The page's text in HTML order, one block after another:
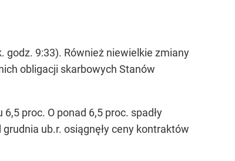
godz. 9:33). Również niewielkie zmiany
obligacji skarbowych Stanów
proc. O ponad 6,5 proc. spadły
ub.r. osiągnęły ceny kontraktów